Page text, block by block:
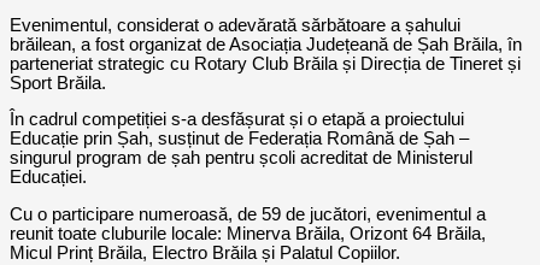
Evenimentul, considerat o adevărată sărbătoare a șahului
brăilean, a fost organizat de Asociația Județeană de Șah Brăila, în
parteneriat strategic cu Rotary Club Brăila și Direcția de Tineret și
Sport Brăila.
În cadrul competiției s-a desfășurat și o etapă a proiectului
Educație prin Șah, susținut de Federația Română de Șah –
singurul program de șah pentru școli acreditat de Ministerul
Educației.
Cu o participare numeroasă, de 59 de jucători, evenimentul a
reunit toate cluburile locale: Minerva Brăila, Orizont 64 Brăila,
Micul Prinț Brăila, Electro Brăila și Palatul Copiilor.